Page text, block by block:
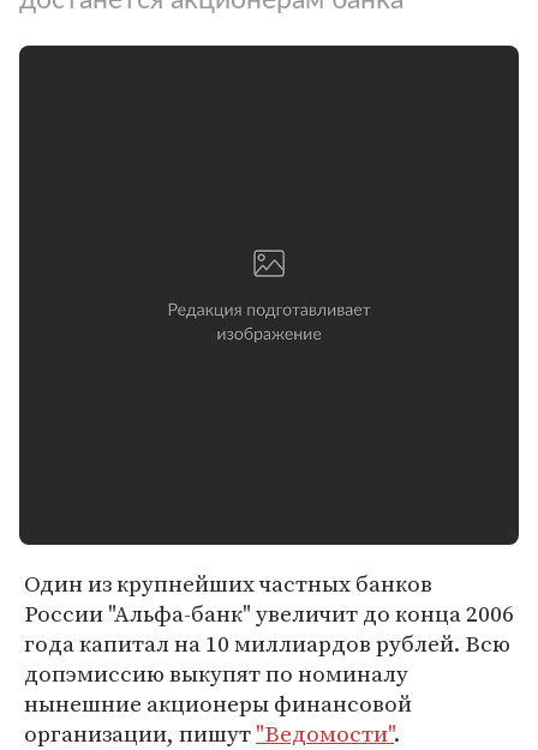
Один из крупнейших частных банков
России "Альфа-банк" увеличит до конца 2006
года капитал на 10 миллиардов рублей. Всю
допэмиссию выкупят по номиналу
нынешние акционеры финансовой
организации, пишут"Ведомости".